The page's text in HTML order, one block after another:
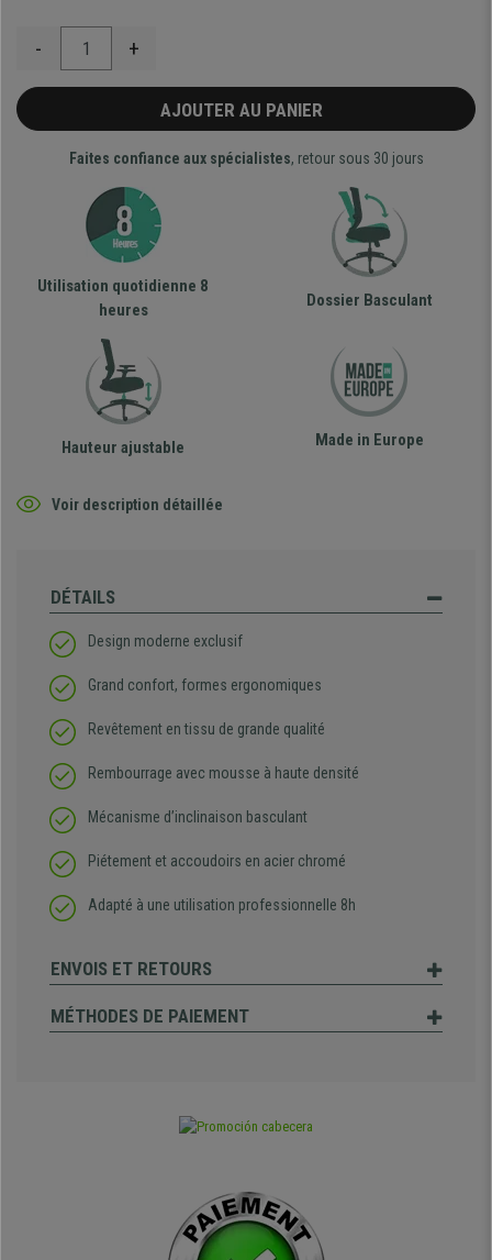
- +
AJOUTER AU PANIER
Faites confiance aux spécialistes, retour sous 30 jours
Utilisation quotidienne 8
heures
Dossier Basculant
Hauteur ajustable Made in Europe
Voir description détaillée
DÉTAILS
Design moderne exclusif
Grand confort, formes ergonomiques
Revêtement en tissu de grande qualité
Rembourrage avec mousse à haute densité
Mécanisme d’inclinaison basculant
Piétement et accoudoirs en acier chromé
Adapté à une utilisation professionnelle 8h
ENVOIS ET RETOURS
MÉTHODES DE PAIEMENT